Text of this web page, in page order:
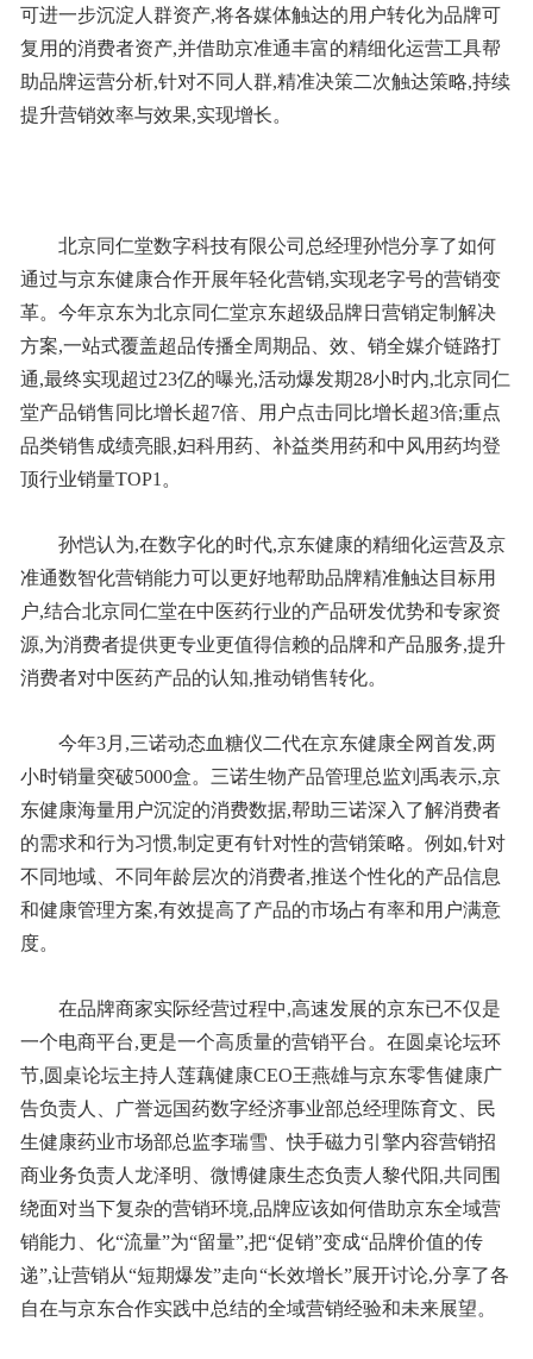
可进一步沉淀人群资产,将各媒体触达的用户转化为品牌可
复用的消费者资产,并借助京准通丰富的精细化运营工具帮
助品牌运营分析,针对不同人群,精准决策二次触达策略,持续
提升营销效率与效果,实现增长。
北京同仁堂数字科技有限公司总经理孙恺分享了如何
通过与京东健康合作开展年轻化营销,实现老字号的营销变
革。今年京东为北京同仁堂京东超级品牌日营销定制解决
方案,一站式覆盖超品传播全周期品、效、销全媒介链路打
通,最终实现超过23亿的曝光,活动爆发期28小时内,北京同仁
堂产品销售同比增长超7倍、用户点击同比增长超3倍;重点
品类销售成绩亮眼,妇科用药、补益类用药和中风用药均登
顶行业销量TOP1。
孙恺认为,在数字化的时代,京东健康的精细化运营及京
准通数智化营销能力可以更好地帮助品牌精准触达目标用
户,结合北京同仁堂在中医药行业的产品研发优势和专家资
源,为消费者提供更专业更值得信赖的品牌和产品服务,提升
消费者对中医药产品的认知,推动销售转化。
今年3月,三诺动态血糖仪二代在京东健康全网首发,两
小时销量突破5000盒。三诺生物产品管理总监刘禹表示,京
东健康海量用户沉淀的消费数据,帮助三诺深入了解消费者
的需求和行为习惯,制定更有针对性的营销策略。例如,针对
不同地域、不同年龄层次的消费者,推送个性化的产品信息
和健康管理方案,有效提高了产品的市场占有率和用户满意
度。
在品牌商家实际经营过程中,高速发展的京东已不仅是
一个电商平台,更是一个高质量的营销平台。在圆桌论坛环
节,圆桌论坛主持人莲藕健康CEO王燕雄与京东零售健康广
告负责人、广誉远国药数字经济事业部总经理陈育文、民
生健康药业市场部总监李瑞雪、快手磁力引擎内容营销招
商业务负责人龙泽明、微博健康生态负责人黎代阳,共同围
绕面对当下复杂的营销环境,品牌应该如何借助京东全域营
销能力、化“流量”为“留量”,把“促销”变成“品牌价值的传
递”,让营销从“短期爆发”走向“长效增长”展开讨论,分享了各
自在与京东合作实践中总结的全域营销经验和未来展望。